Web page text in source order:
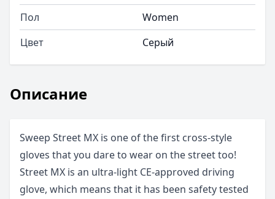
Описание
Sweep Street MX is one of the first cross-style
gloves that you dare to wear on the street too!
Street MX is an ultra-light CE-approved driving
glove, which means that it has been safety tested
Пол
Women
Цвет
Серый